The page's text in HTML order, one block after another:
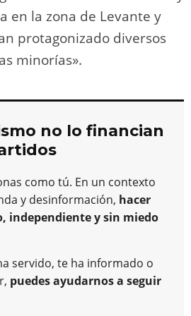
en la zona de Levante y
protagonizado diversos
minorías».
no lo financian
como tú. En un contexto
y desinformación, hacer
independiente y sin miedo
servido, te ha informado o
puedes ayudarnos a seguir